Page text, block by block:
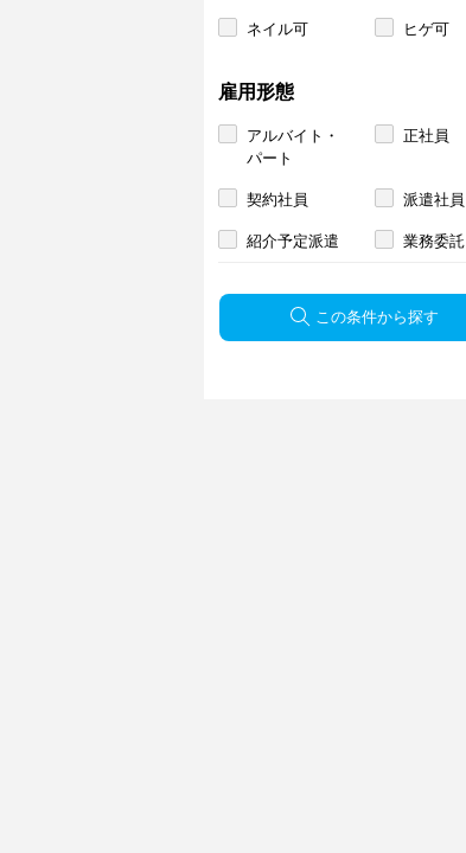
ネイル可 ヒゲ可
雇用形態
アルバイト・
パート
正社員
契約社員 派遣社員
紹介予定派遣 業務委託
この条件から探す